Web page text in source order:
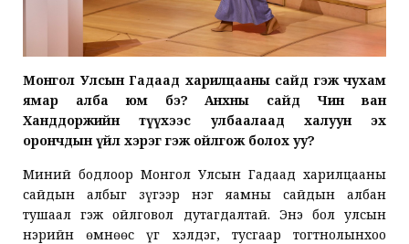
Монгол Улсын Гадаад харилцааны сайд гэж чухам
ямар алба юм бэ? Анхны сайд Чин ван
Ханддоржийн түүхээс улбаалаад халуун эх
орончдын үйл хэрэг гэж ойлгож болох уу?
Миний бодлоор Монгол Улсын Гадаад харилцааны
сайдын албыг зүгээр нэг яамны сайдын албан
тушаал гэж ойлговол дутагдалтай. Энэ бол улсын
нэрийн өмнөөс үг хэлдэг, тусгаар тогтнолынхоо